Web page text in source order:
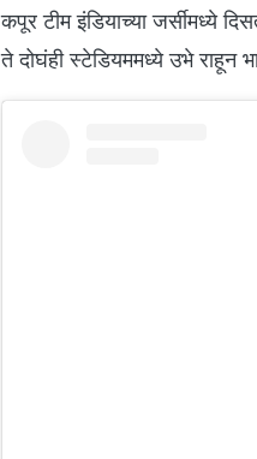
कपूर टीम इंडियाच्या जर्सीमध्ये
ते दोघंही स्टेडियममध्ये उभे राहून